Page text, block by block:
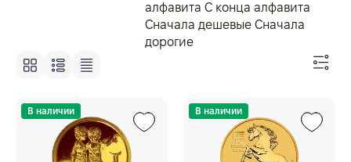
алфавита С конца алфавита
Сначала дешевые Сначала
дорогие
В наличии В наличии